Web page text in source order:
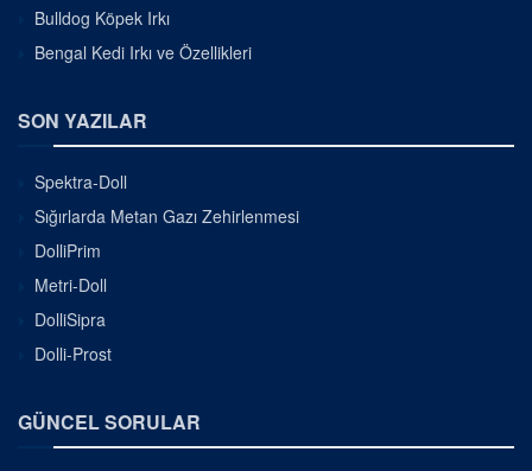
Bulldog Köpek Irkı
Bengal Kedi Irkı ve Özellikleri
SON YAZILAR
Spektra-Doll
Sığırlarda Metan Gazı Zehirlenmesi
DolliPrim
Metri-Doll
DolliSipra
Dolli-Prost
GÜNCEL SORULAR